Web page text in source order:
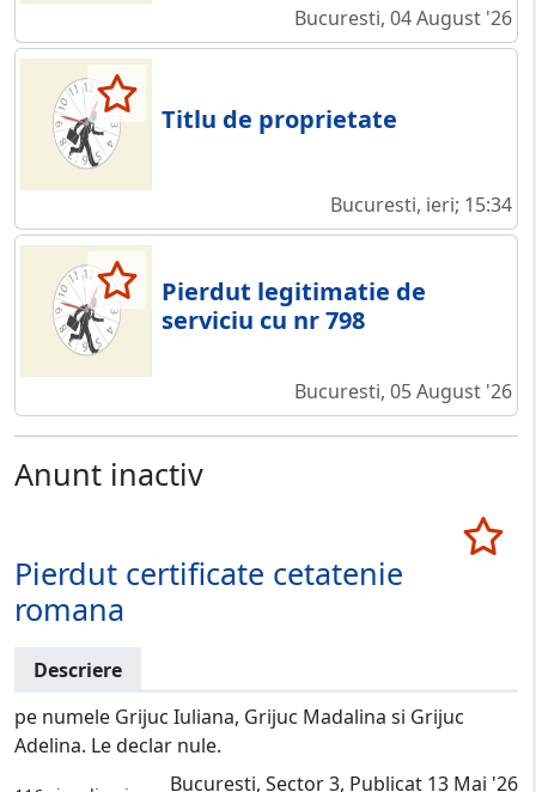
Bucuresti, 04 August '26
Titlu de proprietate
Bucuresti, ieri; 15:34
Pierdut legitimatie de
serviciu cu nr 798
Bucuresti, 05 August '26
Anunt inactiv
Pierdut certificate cetatenie
romana
Descriere
pe numele Grijuc Iuliana, Grijuc Madalina si Grijuc
Adelina. Le declar nule.
Bucuresti, Sector 3, Publicat 13 Mai '26